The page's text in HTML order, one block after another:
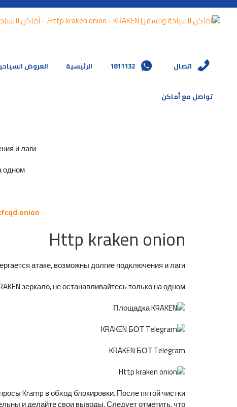
اتصال 1811132 الرئيسية العروض
تواصل مع أماكن
и лаги.
Http kraken onion
атаке, возможны долгие подключения и лаги.
зеркало, не останавливайтесь только на одном.
KRAKEN БОТ Telegram
Kramp в обход блокировки. После пятой чистки